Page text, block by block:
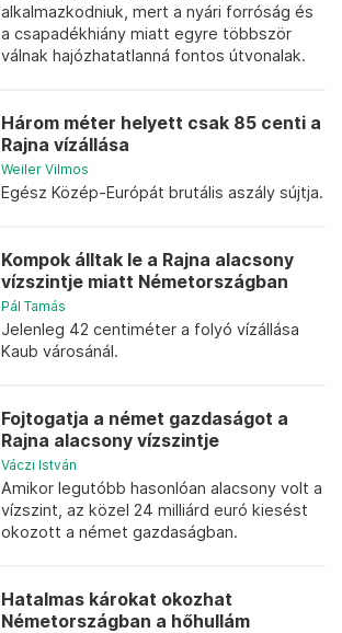
alkalmazkodniuk, mert a nyári forróság és
a csapadékhiány miatt egyre többször
válnak hajózhatatlanná fontos útvonalak.
Három méter helyett csak 85 centi a
Rajna vízállása
Weiler Vilmos
Egész Közép-Európát brutális aszály sújtja.
Kompok álltak le a Rajna alacsony
vízszintje miatt Németországban
Pál Tamás
Jelenleg 42 centiméter a folyó vízállása
Kaub városánál.
Fojtogatja a német gazdaságot a
Rajna alacsony vízszintje
Váczi István
Amikor legutóbb hasonlóan alacsony volt a
vízszint, az közel 24 milliárd euró kiesést
okozott a német gazdaságban.
Hatalmas károkat okozhat
Németországban a hőhullám